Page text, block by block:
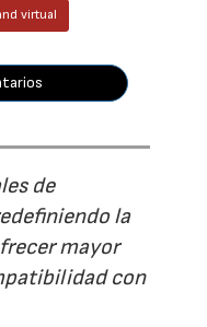
virtual
de
la
mayor
con